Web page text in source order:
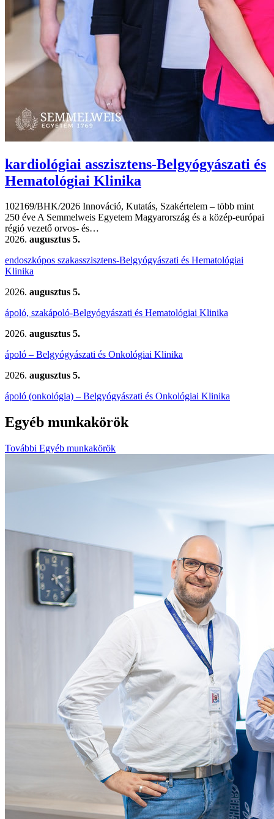
kardiológiai asszisztens-Belgyógyászati és
Hematológiai Klinika
102169/BHK/2026 Innováció, Kutatás, Szakértelem – több mint
250 éve A Semmelweis Egyetem Magyarország és a közép-európai
régió vezető orvos- és…
2026. augusztus 5.
endoszkópos szakasszisztens-Belgyógyászati és Hematológiai
Klinika
2026. augusztus 5.
ápoló, szakápoló-Belgyógyászati és Hematológiai Klinika
2026. augusztus 5.
ápoló – Belgyógyászati és Onkológiai Klinika
2026. augusztus 5.
ápoló (onkológia) – Belgyógyászati és Onkológiai Klinika
Egyéb munkakörök
További Egyéb munkakörök